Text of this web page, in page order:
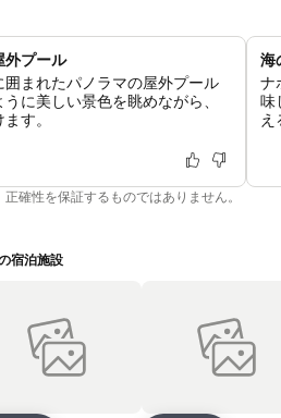
外プール
まれたパノラマの屋外プール
に美しい景色を眺めながら、
す。
海
ナ
味
え
確性を保証するものではありません。
宿泊施設